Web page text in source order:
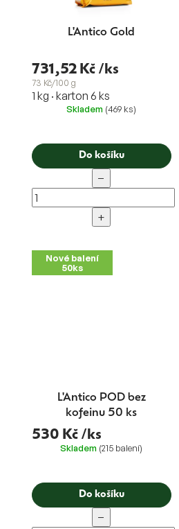
L'Antico Gold
731,52 Kč /ks
73 Kč/100 g
1 kg · karton 6 ks
Skladem (469 ks)
Do košíku
−
+
Nové balení
50ks
L'Antico POD bez
kofeinu 50 ks
530 Kč /ks
Skladem (215 balení)
Do košíku
−